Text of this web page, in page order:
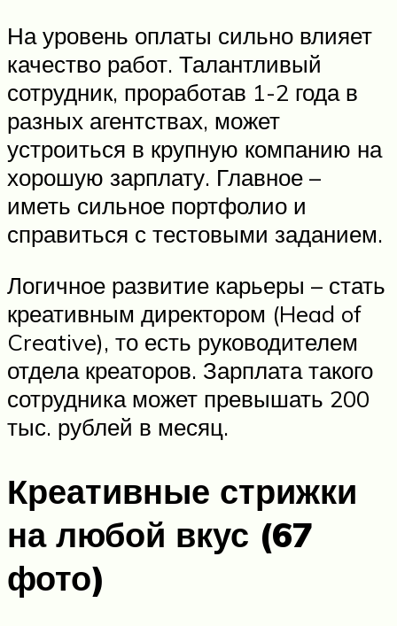
На уровень оплаты сильно влияет
качество работ. Талантливый
сотрудник, проработав 1-2 года в
разных агентствах, может
устроиться в крупную компанию на
хорошую зарплату. Главное –
иметь сильное портфолио и
справиться с тестовыми заданием.
Логичное развитие карьеры – стать
креативным директором (Head of
Creative), то есть руководителем
отдела креаторов. Зарплата такого
сотрудника может превышать 200
тыс. рублей в месяц.
Креативные стрижки
на любой вкус (67
фото)